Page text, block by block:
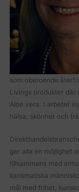
som oberoende
Livings produkter där
Aloe vera. I arbetet
hälsa, skönhet och
ger alla en möjlighet
tillsammans med
karismatiska
mål med frihet,